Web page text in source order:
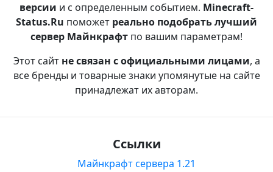
версии и с определенным событием. Minecraft-
Status.Ru поможет реально подобрать лучший
сервер Майнкрафт по вашим параметрам!
Этот сайт не связан с официальными лицами, а
все бренды и товарные знаки упомянутые на сайте
принадлежат их авторам.
Ссылки
Майнкрафт сервера 1.21